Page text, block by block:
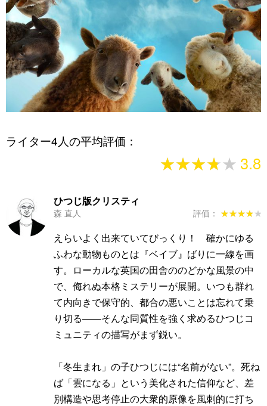
ライター4人の平均評価：
★★★★★
★★★★★ 3.8
ひつじ版クリスティ
森 直人 評価： ★★★★★
★★★★★
えらいよく出来ていてびっくり！ 確かにゆる
ふわな動物ものとは『ベイブ』ばりに一線を画
す。ローカルな英国の田舎ののどかな風景の中
で、侮れぬ本格ミステリーが展開。いつも群れ
て内向きで保守的、都合の悪いことは忘れて乗
り切る――そんな同質性を強く求めるひつじコ
ミュニティの描写がまず鋭い。
「冬生まれ」の子ひつじには“名前がない”。死ね
ば「雲になる」という美化された信仰など、差
別構造や思考停止の大衆的原像を風刺的に打ち